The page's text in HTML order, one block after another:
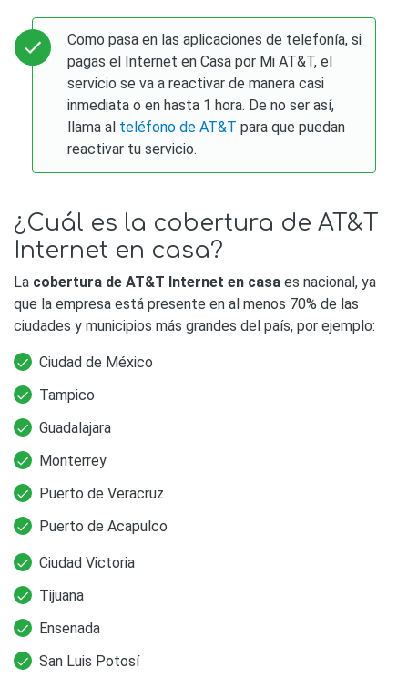
Como pasa en las aplicaciones de telefonía, si
pagas el Internet en Casa por Mi AT&T, el
servicio se va a reactivar de manera casi
inmediata o en hasta 1 hora. De no ser así,
llama al teléfono de AT&T para que puedan
reactivar tu servicio.
¿Cuál es la cobertura de AT&T
Internet en casa?
La cobertura de AT&T Internet en casa es nacional, ya
que la empresa está presente en al menos 70% de las
ciudades y municipios más grandes del país, por ejemplo:
Ciudad de México
Tampico
Guadalajara
Monterrey
Puerto de Veracruz
Puerto de Acapulco
Ciudad Victoria
Tijuana
Ensenada
San Luis Potosí